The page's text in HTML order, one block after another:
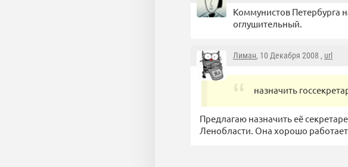
Коммунистов Петербурга
оглушительный.
Лиман, 10 Декабря 2008 , url
назначить
Предлагаю назначить её
Ленобласти. Она хорошо